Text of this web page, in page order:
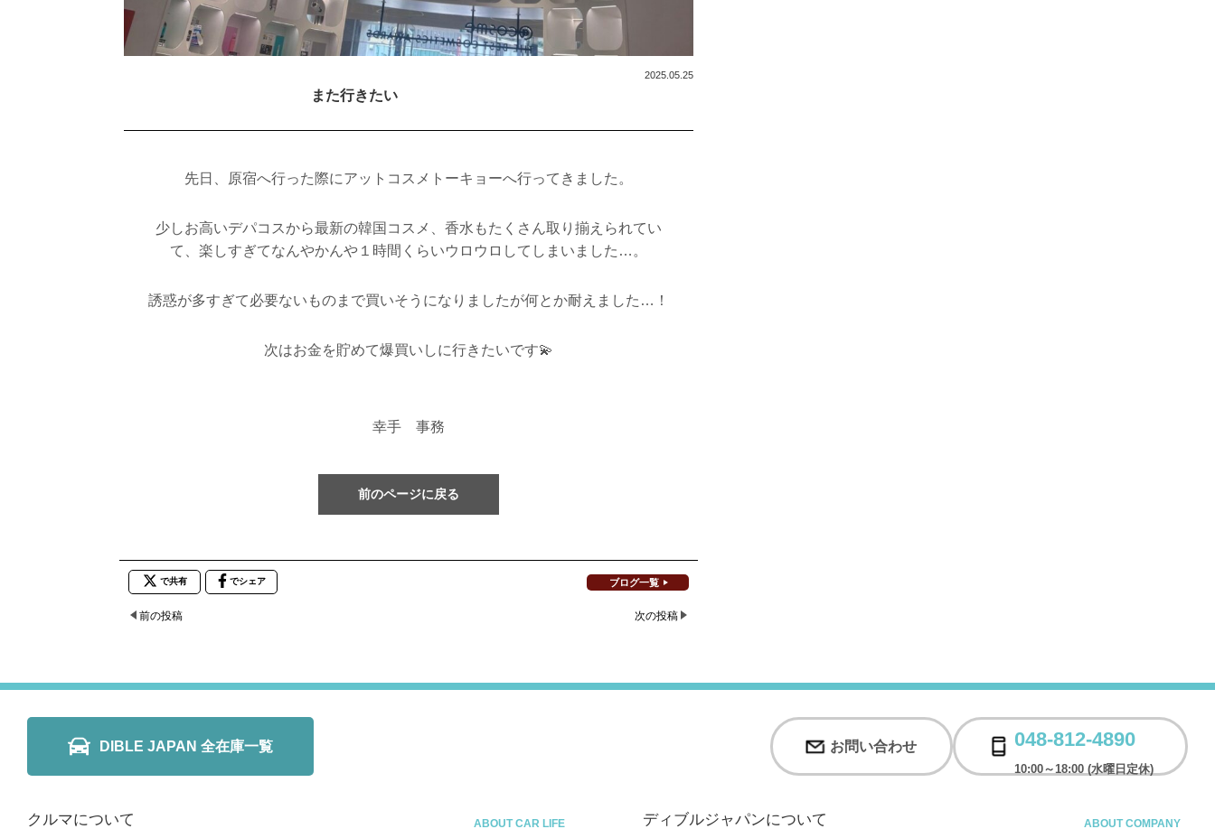
また行きたい
2025.05.25
先日、原宿へ行った際にアットコスメトーキョーへ行ってきました。
少しお高いデパコスから最新の韓国コスメ、香水もたくさん取り揃えられてい
て、楽しすぎてなんやかんや１時間くらいウロウロしてしまいました…。
誘惑が多すぎて必要ないものまで買いそうになりましたが何とか耐えました…！
次はお金を貯めて爆買いしに行きたいです💫
幸手 事務
前のページに戻る
で共有 でシェア ブログ一覧
前の投稿 次の投稿
DIBLE JAPAN 全在庫一覧 お問い合わせ 048-812-4890
10:00～18:00 (水曜日定休)
クルマについて ディブルジャパンについて